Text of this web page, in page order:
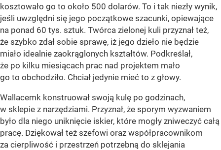
kosztowało go to około 500 dolarów. To i tak niezły wynik,
jeśli uwzględni się jego początkowe szacunki, opiewające
na ponad 60 tys. sztuk. Twórca zielonej kuli przyznał też,
że szybko zdał sobie sprawę, iż jego dzieło nie będzie
miało idealnie zaokrąglonych kształtów. Podkreślał,
że po kilku miesiącach prac nad projektem mało
go to obchodziło. Chciał jedynie mieć to z głowy.
Wallacemk konstruował swoją kulę po godzinach,
w sklepie z narzędziami. Przyznał, że sporym wyzwaniem
było dla niego uniknięcie iskier, które mogły zniweczyć całą
pracę. Dziękował też szefowi oraz współpracownikom
za cierpliwość i przestrzeń potrzebną do sklejania